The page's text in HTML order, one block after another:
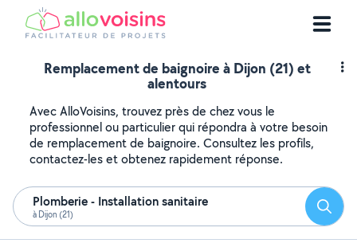
Remplacement de baignoire à Dijon (21) et
alentours
Avec AlloVoisins, trouvez près de chez vous le
professionnel ou particulier qui répondra à votre besoin
de remplacement de baignoire. Consultez les profils,
contactez-les et obtenez rapidement réponse.
Plomberie - Installation sanitaire
à Dijon (21)